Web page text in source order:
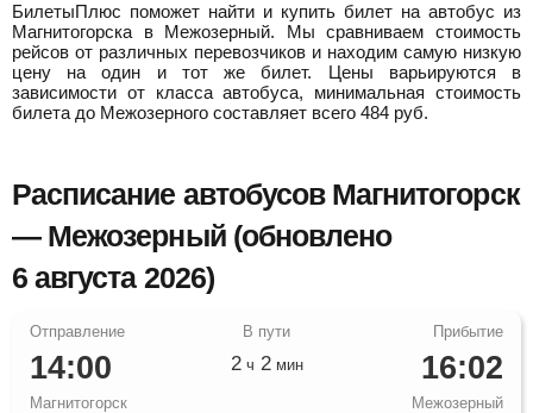
БилетыПлюс поможет найти и купить билет на автобус из
Магнитогорска в Межозерный.
Мы сравниваем стоимость
рейсов от различных перевозчиков и находим самую низкую
цену на один и тот же билет. Цены варьируются в
зависимости от класса автобуса, минимальная стоимость
билета до Межозерного составляет всего 484 руб.
Расписание автобусов Магнитогорск
— Межозерный (обновлено
6 августа 2026)
14:00
Магнитогорск
16:02
Межозерный
2ч 2мин